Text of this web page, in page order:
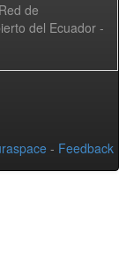
de
del Ecuador -
- Feedback